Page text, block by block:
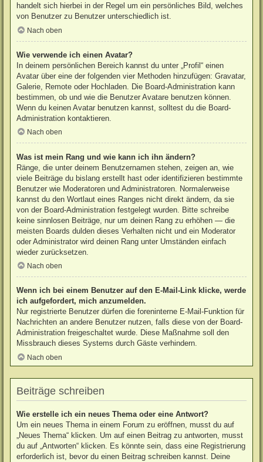
handelt sich hierbei in der Regel um ein persönliches Bild, welches
von Benutzer zu Benutzer unterschiedlich ist.
Nach oben
Wie verwende ich einen Avatar?
In deinem persönlichen Bereich kannst du unter „Profil“ einen
Avatar über eine der folgenden vier Methoden hinzufügen: Gravatar,
Galerie, Remote oder Hochladen. Die Board-Administration kann
bestimmen, ob und wie die Benutzer Avatare benutzen können.
Wenn du keinen Avatar benutzen kannst, solltest du die Board-
Administration kontaktieren.
Nach oben
Was ist mein Rang und wie kann ich ihn ändern?
Ränge, die unter deinem Benutzernamen stehen, zeigen an, wie
viele Beiträge du bislang erstellt hast oder identifizieren bestimmte
Benutzer wie Moderatoren und Administratoren. Normalerweise
kannst du den Wortlaut eines Ranges nicht direkt ändern, da sie
von der Board-Administration festgelegt wurden. Bitte schreibe
keine sinnlosen Beiträge, nur um deinen Rang zu erhöhen — die
meisten Boards dulden dieses Verhalten nicht und ein Moderator
oder Administrator wird deinen Rang unter Umständen einfach
wieder zurücksetzen.
Nach oben
Wenn ich bei einem Benutzer auf den E-Mail-Link klicke, werde
ich aufgefordert, mich anzumelden.
Nur registrierte Benutzer dürfen die foreninterne E-Mail-Funktion für
Nachrichten an andere Benutzer nutzen, falls diese von der Board-
Administration freigeschaltet wurde. Diese Maßnahme soll den
Missbrauch dieses Systems durch Gäste verhindern.
Nach oben
Beiträge schreiben
Wie erstelle ich ein neues Thema oder eine Antwort?
Um ein neues Thema in einem Forum zu eröffnen, musst du auf
„Neues Thema“ klicken. Um auf einen Beitrag zu antworten, musst
du auf „Antworten“ klicken. Es könnte sein, dass eine Registrierung
erforderlich ist, bevor du einen Beitrag schreiben kannst. Deine